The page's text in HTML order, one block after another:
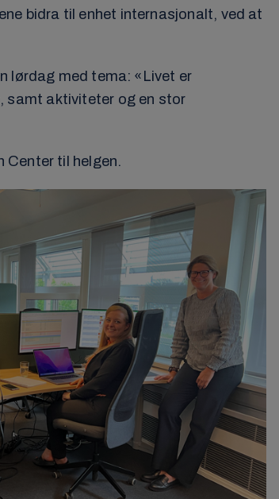
bidra til enhet internasjonalt, ved at
lørdag med tema: «Livet er
samt aktiviteter og en stor
Center til helgen.